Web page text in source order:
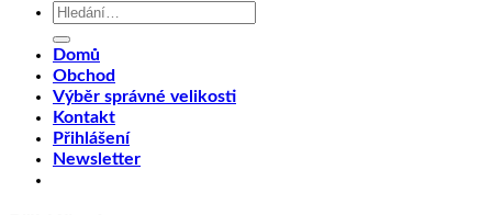
Hledat:
Domů
Obchod
Výběr správné velikosti
Kontakt
Přihlášení
Newsletter